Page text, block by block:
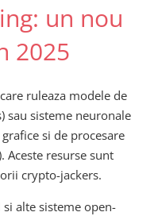
un nou
2025
ruleaza modele de
sau sisteme neuronale
si de procesare
Aceste resurse sunt
crypto-jackers.
si alte sisteme open-